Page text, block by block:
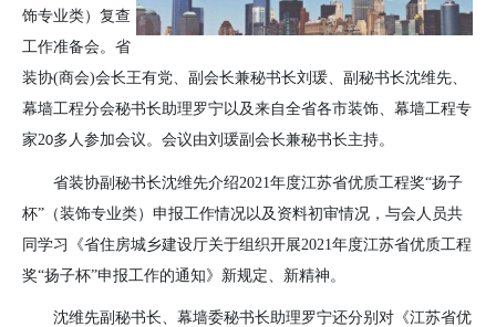
饰专业类）复查
工作准备会。省
装协(商会)会长王有党、副会长兼秘书长刘瑗、副秘书长沈维先、
幕墙工程分会秘书长助理罗宁以及来自全省各市装饰、幕墙工程专
家20多人参加会议。会议由刘瑗副会长兼秘书长主持。
省装协副秘书长沈维先介绍2021年度江苏省优质工程奖“扬子
杯”（装饰专业类）申报工作情况以及资料初审情况，与会人员共
同学习《省住房城乡建设厅关于组织开展2021年度江苏省优质工程
奖“扬子杯”申报工作的通知》新规定、新精神。
沈维先副秘书长、幕墙委秘书长助理罗宁还分别对《江苏省优